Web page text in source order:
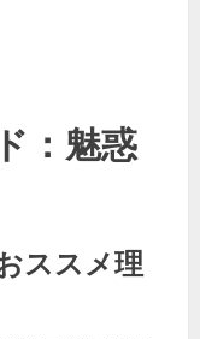
：魅惑
ススメ理